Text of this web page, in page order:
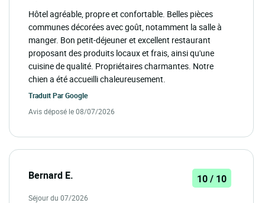
Hôtel agréable, propre et confortable. Belles pièces
communes décorées avec goût, notamment la salle à
manger. Bon petit-déjeuner et excellent restaurant
proposant des produits locaux et frais, ainsi qu'une
cuisine de qualité. Propriétaires charmantes. Notre
chien a été accueilli chaleureusement.
Traduit ParGoogle
Avis déposé le 08/07/2026
Bernard E. 10 / 10
Séjour du 07/2026